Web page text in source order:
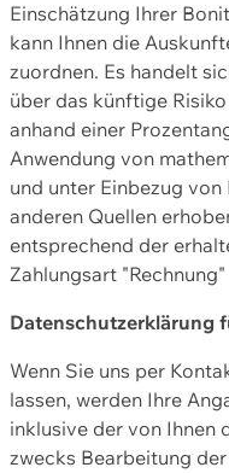
Einschätzung Ihrer
kann Ihnen die
zuordnen. Es handelt
über das künftige
anhand einer
Anwendung von
und unter Einbezug
anderen Quellen
entsprechend der
Zahlungsart
Datenschutzerklärung
Wenn Sie uns per
lassen, werden Ihre
inklusive der von Ihnen
zwecks Bearbeitung